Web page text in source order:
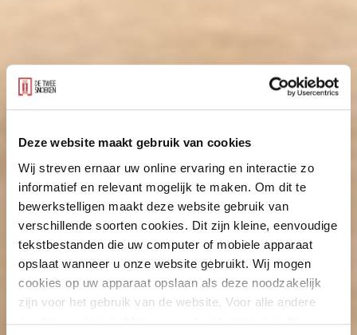
Deze website maakt gebruik van cookies
Wij streven ernaar uw online ervaring en interactie zo
informatief en relevant mogelijk te maken. Om dit te
bewerkstelligen maakt deze website gebruik van
verschillende soorten cookies. Dit zijn kleine, eenvoudige
tekstbestanden die uw computer of mobiele apparaat
opslaat wanneer u onze website gebruikt. Wij mogen
cookies op uw apparaat opslaan als deze noodzakelijk
zijn voor het gebruik van de website. Voor alle andere